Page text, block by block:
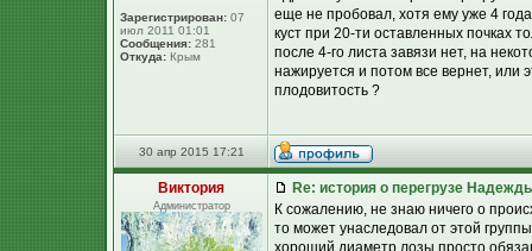
Зарегистрирован: 07
июл 2011 01:01
Сообщения: 281
Откуда: Крым
еще не пробовал, хотя ему уже 4
куст при 20-ти оставленных почках
после 4-го листа завязи нет, на
нажируется и потом все вернет, или
плодовитость ?
30 апр 2015 17:21
Виктория
Администратор
Re: история о перегрузе
К сожалению, не знаю ничего о
то может унаследовал от этой
хороший диаметр лозы просто